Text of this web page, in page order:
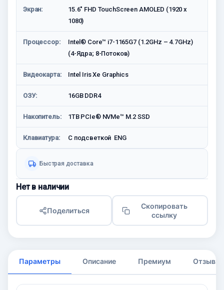
Экран:
15.6" FHD TouchScreen AMOLED (1920 x
1080)
Процессор:
Intel® Core™ i7-1165G7 (1.2GHz – 4.7GHz)
(4-Ядра; 8-Потоков)
Видеокарта: Intel Iris Xe Graphics
ОЗУ: 16GB DDR4
Накопитель: 1TB PCIe® NVMe™ M.2 SSD
Клавиатура: С подсветкой ENG
Быстрая доставка
Нет в наличии
Поделиться
Скопировать
ссылку
Параметры Описание Премиум Отзывы